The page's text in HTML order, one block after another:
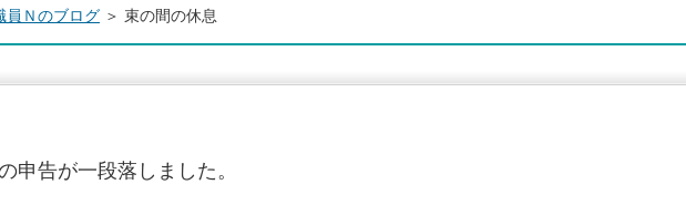
員Ｎのブログ ＞ 束の間の休息
申告が一段落しました。